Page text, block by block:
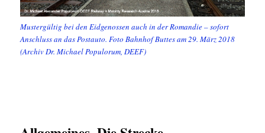
Mustergültig bei den Eidgenossen auch in der Romandie – sofort
Anschluss an das Postauto. Foto Bahnhof Buttes am 29. März 2018
(Archiv Dr. Michael Populorum, DEEF)